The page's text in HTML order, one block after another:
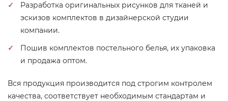
Разработка оригинальных рисунков для тканей и
эскизов комплектов в дизайнерской студии
компании.
Пошив комплектов постельного белья, их упаковка
и продажа оптом.
Вся продукция производится под строгим контролем
качества, соответствует необходимым стандартам и